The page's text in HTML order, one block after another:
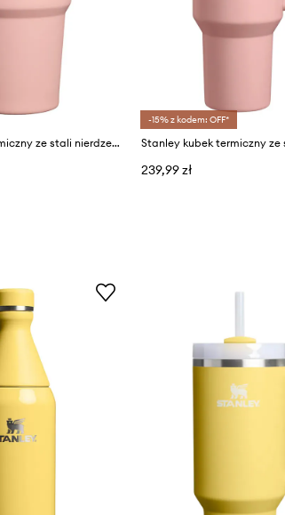
Stanley kubek termiczny ze stali nierdzewnej Quencher® H2.O FlowState™ 0.59L
-15% z kodem: OFF*
239,99 zł